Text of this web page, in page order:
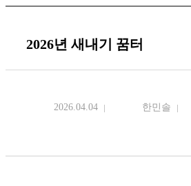
2026년 새내기 꿈터
2026.04.04 한민솔